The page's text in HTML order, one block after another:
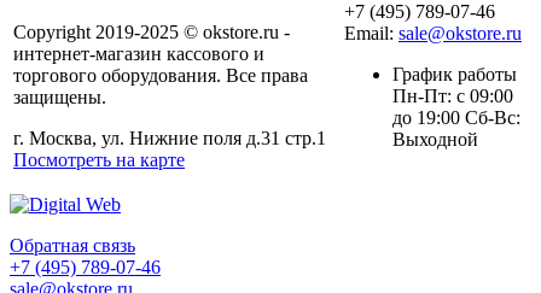
Copyright 2019-2025 © okstore.ru -
интернет-магазин кассового и
торгового оборудования. Все права
защищены.
г. Москва, ул. Нижние поля д.31 стр.1
Посмотреть на карте
+7 (495) 789-07-46
Email: sale@okstore.ru
График работы
Пн-Пт: с 09:00
до 19:00 Сб-Вс:
Выходной
Обратная связь
+7 (495) 789-07-46